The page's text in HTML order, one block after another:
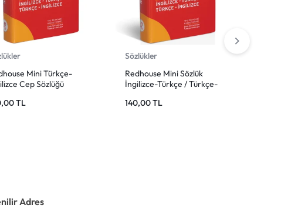
Mini Türkçe-
Cep Sözlüğü
TL
Sözlükler
Redhouse Mini Sözlük
İngilizce-Türkçe / Türkçe-
140,00TL
Adres